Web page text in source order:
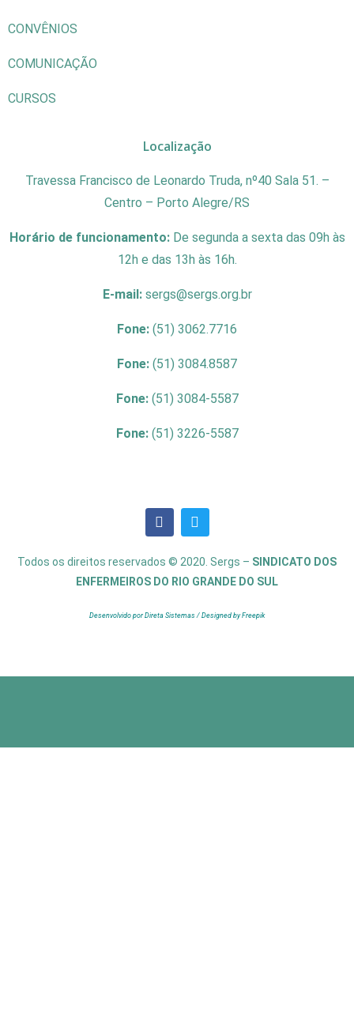
CONVÊNIOS
COMUNICAÇÃO
CURSOS
Localização
Travessa Francisco de Leonardo Truda, nº40 Sala 51. –
Centro – Porto Alegre/RS
Horário de funcionamento: De segunda a sexta das 09h às
12h e das 13h às 16h.
E-mail: sergs@sergs.org.br
Fone: (51) 3062.7716
Fone: (51) 3084.8587
Fone: (51) 3084-5587
Fone: (51) 3226-5587
Todos os direitos reservados © 2020. Sergs – SINDICATO DOS
ENFERMEIROS DO RIO GRANDE DO SUL
Desenvolvido por Direta Sistemas / Designed by Freepik